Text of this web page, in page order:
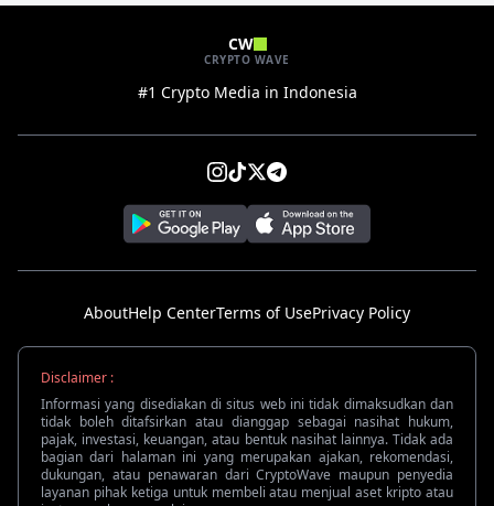
CW
CRYPTO WAVE
#1 Crypto Media in Indonesia
AboutHelp CenterTerms of UsePrivacy Policy
Disclaimer :
Informasi yang disediakan di situs web ini tidak dimaksudkan dan
tidak boleh ditafsirkan atau dianggap sebagai nasihat hukum,
pajak, investasi, keuangan, atau bentuk nasihat lainnya. Tidak ada
bagian dari halaman ini yang merupakan ajakan, rekomendasi,
dukungan, atau penawaran dari CryptoWave maupun penyedia
layanan pihak ketiga untuk membeli atau menjual aset kripto atau